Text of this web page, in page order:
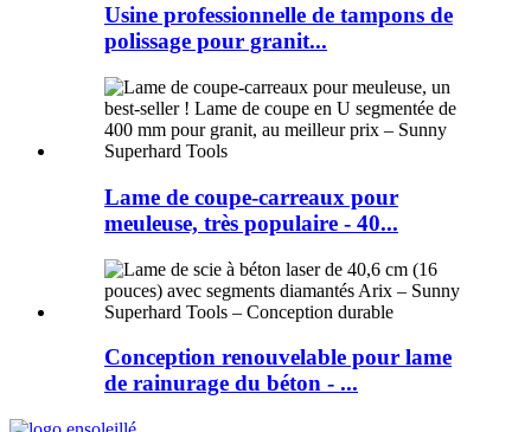
Usine professionnelle de tampons de
polissage pour granit...
Lame de coupe-carreaux pour
meuleuse, très populaire - 40...
Conception renouvelable pour lame
de rainurage du béton - ...